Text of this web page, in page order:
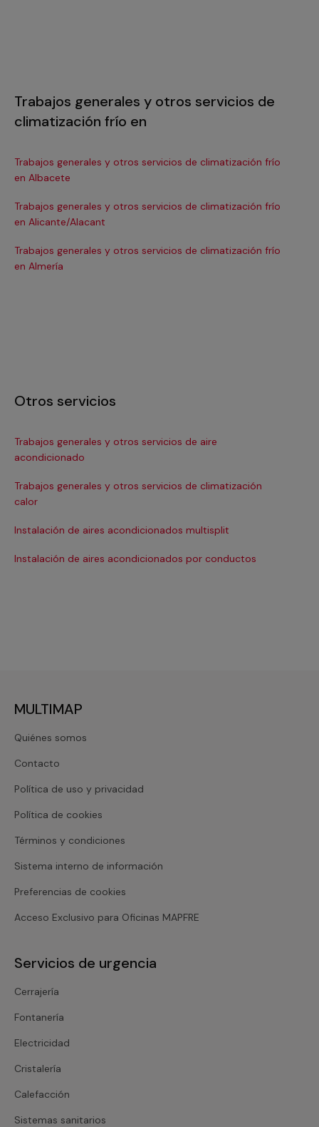
Trabajos generales y otros servicios de
climatización frío en
Trabajos generales y otros servicios de climatización frío
en Albacete
Trabajos generales y otros servicios de climatización frío
en Alicante/Alacant
Trabajos generales y otros servicios de climatización frío
en Almería
Otros servicios
Trabajos generales y otros servicios de aire
acondicionado
Trabajos generales y otros servicios de climatización
calor
Instalación de aires acondicionados multisplit
Instalación de aires acondicionados por conductos
MULTIMAP
Quiénes somos
Contacto
Política de uso y privacidad
Política de cookies
Términos y condiciones
Sistema interno de información
Preferencias de cookies
Acceso Exclusivo para Oficinas MAPFRE
Servicios de urgencia
Cerrajería
Fontanería
Electricidad
Cristalería
Calefacción
Sistemas sanitarios